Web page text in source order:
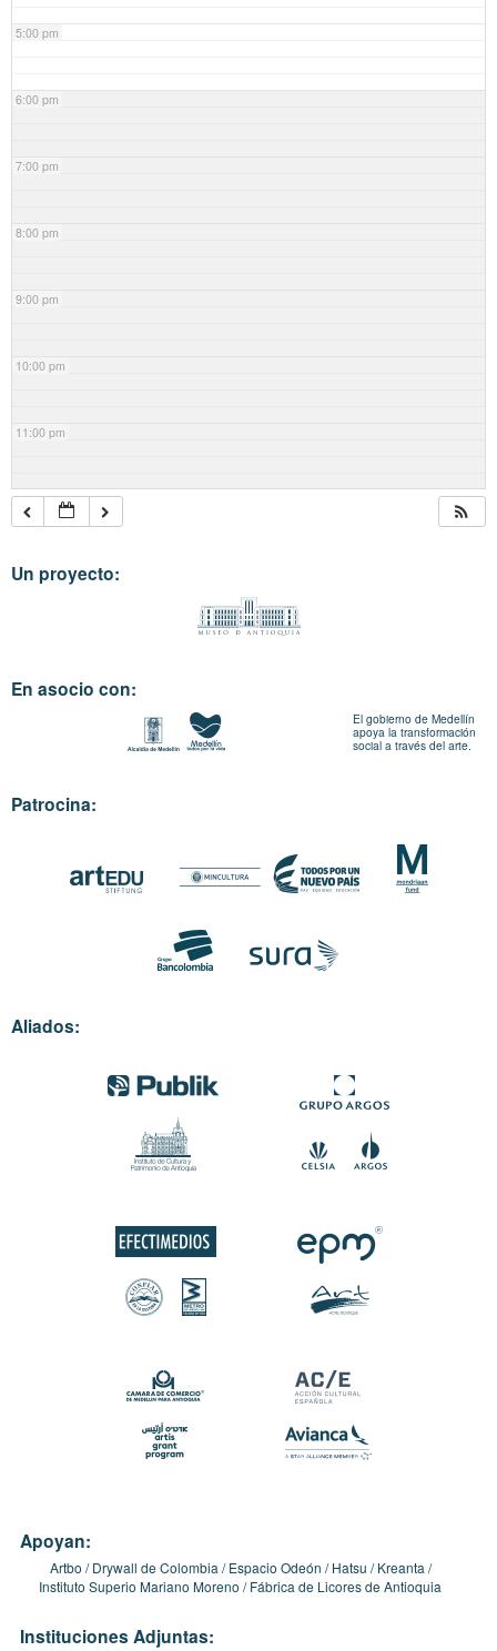
5:00 pm
6:00 pm
7:00 pm
8:00 pm
9:00 pm
10:00 pm
11:00 pm
Un proyecto:
En asocio con:
El gobierno de Medellín
apoya la transformación
social a través del arte.
Patrocina:
Aliados:
Apoyan:
Artbo Drywall de Colombia Espacio Odeón Hatsu
Kreanta
Instituto Superio Mariano Moreno
Fábrica de Licores de Antioquia
Instituciones Adjuntas: